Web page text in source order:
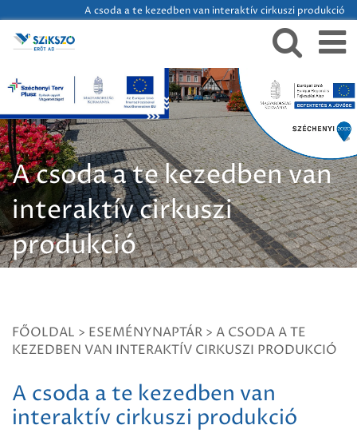
A csoda a te kezedben van interaktív cirkuszi produkció
A csoda a te kezedben van
interaktív cirkuszi
produkció
FŐOLDAL > ESEMÉNYNAPTÁR > A CSODA A TE
KEZEDBEN VAN INTERAKTÍV CIRKUSZI PRODUKCIÓ
A csoda a te kezedben van
interaktív cirkuszi produkció